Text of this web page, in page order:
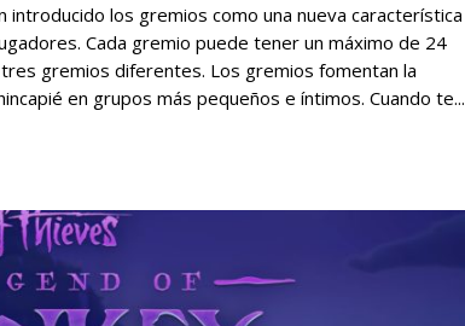
introducido los gremios como una nueva característica
Cada gremio puede tener un máximo de 24
gremios diferentes. Los gremios fomentan la
en grupos más pequeños e íntimos. Cuando te...